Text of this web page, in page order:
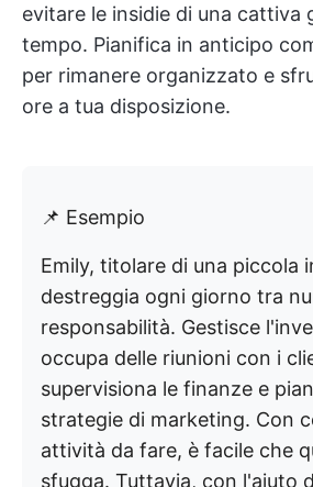
evitare le insidie di una cattiva
tempo. Pianifica in anticipo
per rimanere organizzato e
ore a tua disposizione.
📌 Esempio
Emily, titolare di una piccola
destreggia ogni giorno tra
responsabilità. Gestisce
occupa delle riunioni con i
supervisiona le finanze e
strategie di marketing. Con
attività da fare, è facile che
sfugga. Tuttavia, con l'aiuto